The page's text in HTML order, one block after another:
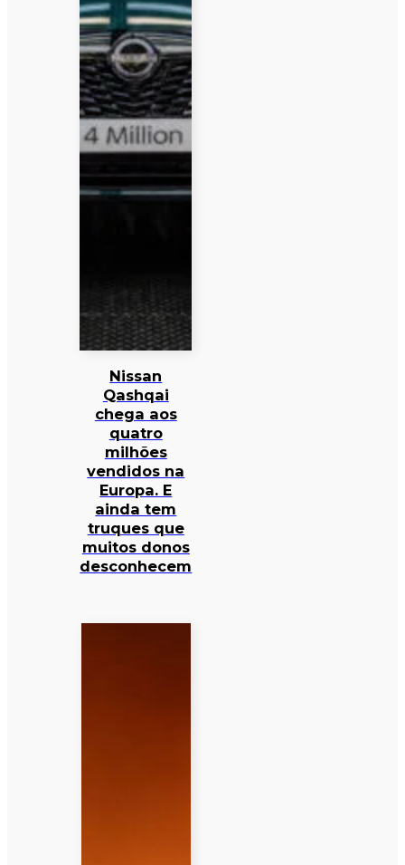
Nissan
Qashqai
chega aos
quatro
milhões
vendidos na
Europa. E
ainda tem
truques que
muitos donos
desconhecem